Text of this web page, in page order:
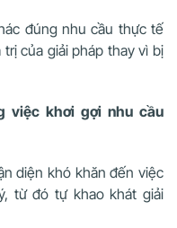
đúng nhu cầu thực tế
của giải pháp thay vì bị
việc khơi gợi nhu cầu
diện khó khăn đến việc
từ đó tự khao khát giải